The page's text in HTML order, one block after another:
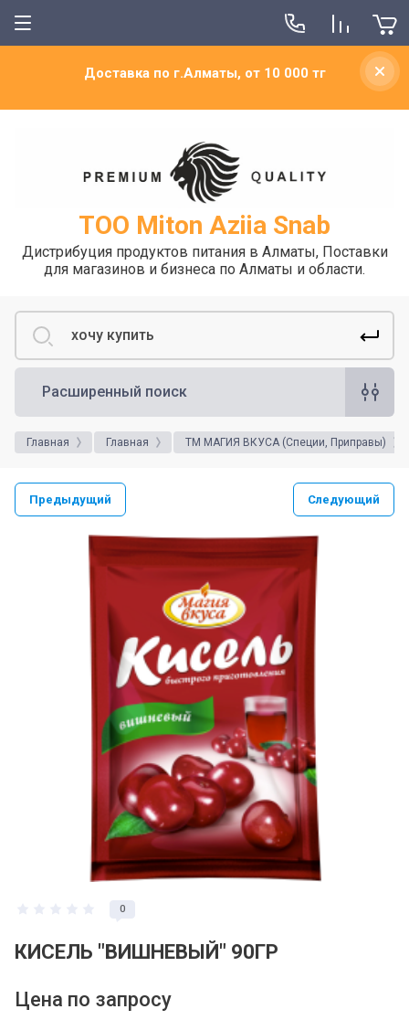
Доставка по г.Алматы, от 10 000 тг
ТОО Miton Aziia Snab
Дистрибуция продуктов питания в Алматы, Поставки
для магазинов и бизнеса по Алматы и области.
Расширенный поиск
Главная Главная ТМ МАГИЯ ВКУСА (Специи, Приправы)
Предыдущий Следующий
0
КИСЕЛЬ "ВИШНЕВЫЙ" 90ГР
Цена по запросу